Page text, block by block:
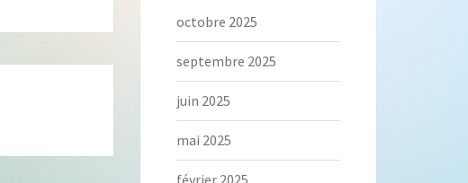
octobre 2025
septembre 2025
juin 2025
mai 2025